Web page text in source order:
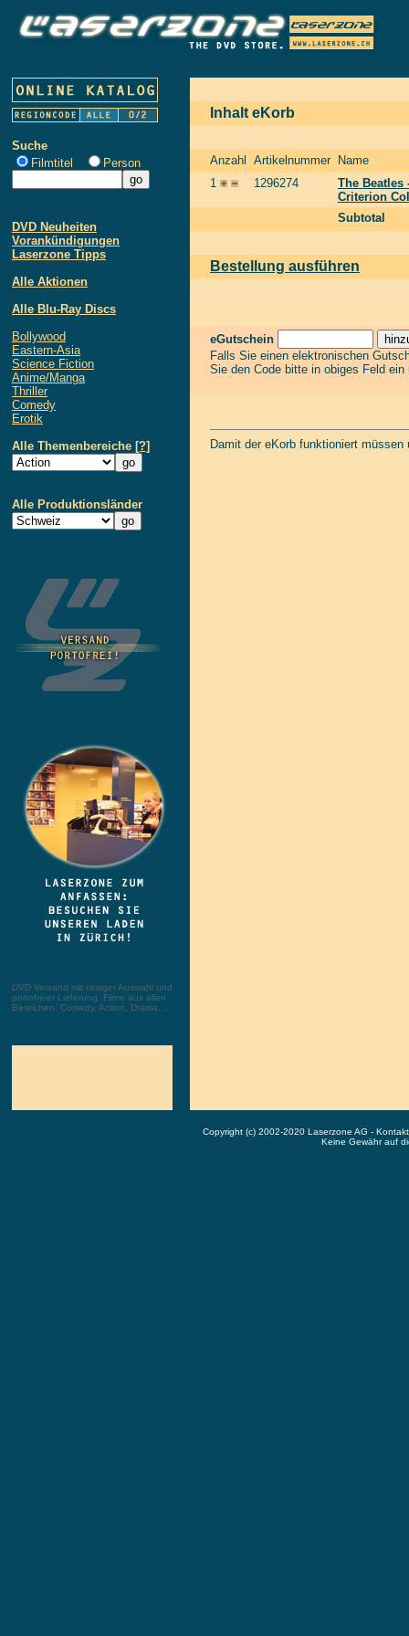
Suche
Filmtitel
Person
DVD Neuheiten
Vorankündigungen
Laserzone Tipps
Alle Aktionen
Alle Blu-Ray Discs
Bollywood
Eastern-Asia
Science Fiction
Anime/Manga
Thriller
Comedy
Erotik
Alle Themenbereiche [?]
Alle Produktionsländer
DVD Versand mit riesiger Auswahl und
portofreier Lieferung. Filme aus allen
Bereichen: Comedy, Action, Drama, ...
Inhalt eKorb
Anzahl Artikelnummer
Name
1
1296274
The Beatles
Criterion
Subtotal
Bestellung ausführen
eGutschein
Falls Sie einen elektronischen
Sie den Code bitte in obiges Feld
Damit der eKorb funktioniert
Copyright (c) 2002-2020 Laserzone AG -
Keine Gewähr auf